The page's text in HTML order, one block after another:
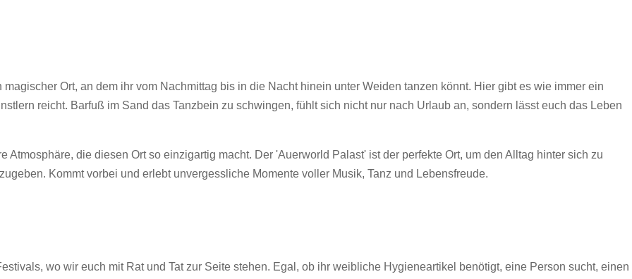
Ort, an dem ihr vom Nachmittag bis in die Nacht hinein unter Weiden tanzen könnt. Hier gibt es wie immer ein
reicht. Barfuß im Sand das Tanzbein zu schwingen, fühlt sich nicht nur nach Urlaub an, sondern lässt euch das Leben
die diesen Ort so einzigartig macht. Der 'Auerworld Palast' ist der perfekte Ort, um den Alltag hinter sich zu
Kommt vorbei und erlebt unvergessliche Momente voller Musik, Tanz und Lebensfreude.
wo wir euch mit Rat und Tat zur Seite stehen. Egal, ob ihr weibliche Hygieneartikel benötigt, eine Person sucht, einen